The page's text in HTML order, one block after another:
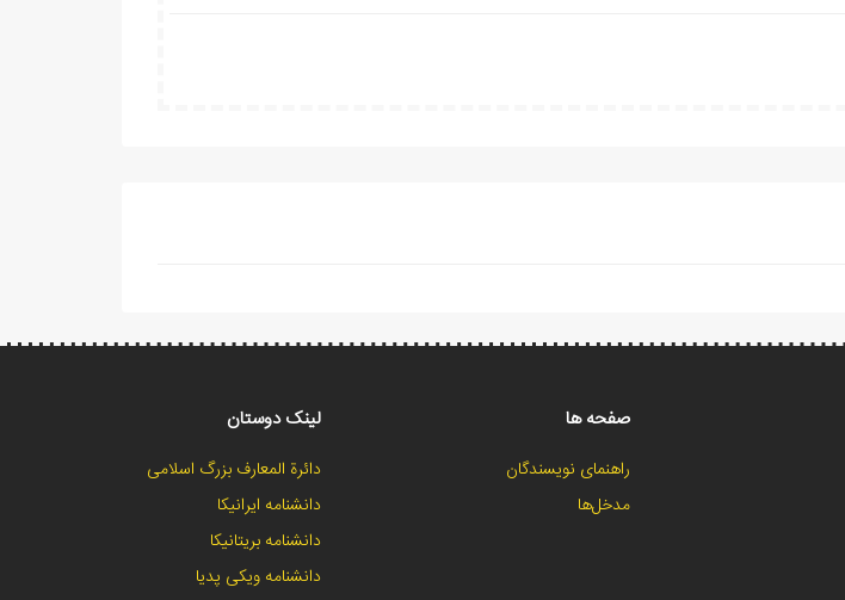
صفحه ها
راهنمای نویسندگان
مدخل‌ها
لینک دوستان
دائرة المعارف بزرگ اسلامی
دانشنامه ایرانیکا
دانشنامه بریتانیکا
دانشنامه ویکی پدیا